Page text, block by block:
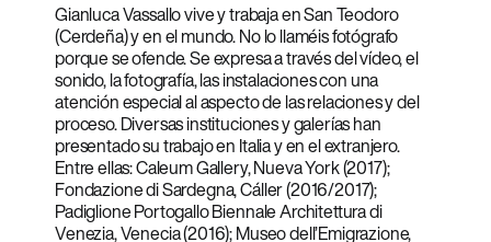
Gianluca Vassallo vive y trabaja en San Teodoro
(Cerdeña) y en el mundo. No lo llaméis fotógrafo
porque se ofende. Se expresa a través del vídeo, el
sonido, la fotografía, las instalaciones con una
atención especial al aspecto de las relaciones y del
proceso. Diversas instituciones y galerías han
presentado su trabajo en Italia y en el extranjero.
Entre ellas: Caleum Gallery, Nueva York (2017);
Fondazione di Sardegna, Cáller (2016/2017);
Padiglione Portogallo Biennale Architettura di
Venezia, Venecia (2016); Museo dell’Emigrazione,